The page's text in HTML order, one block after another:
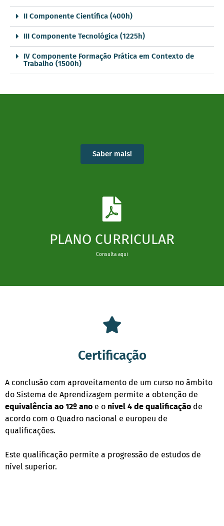
II Componente Científica (400h)
III Componente Tecnológica (1225h)
IV Componente Formação Prática em Contexto de
Trabalho (1500h)
Saber mais!
PLANO CURRICULAR
Consulta aqui
Certificação
A conclusão com aproveitamento de um curso no âmbito
do Sistema de Aprendizagem permite a obtenção de
equivalência ao 12º ano e o nível 4 de qualificação de
acordo com o Quadro nacional e europeu de
qualificações.
Este qualificação permite a progressão de estudos de
nível superior.